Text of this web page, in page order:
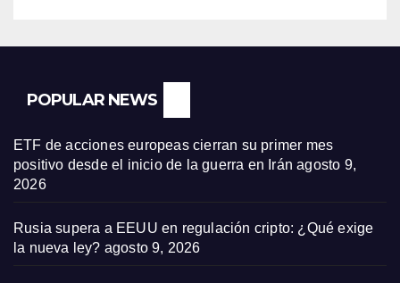
POPULAR NEWS
ETF de acciones europeas cierran su primer mes
positivo desde el inicio de la guerra en Irán agosto 9,
2026
Rusia supera a EEUU en regulación cripto: ¿Qué exige
la nueva ley? agosto 9, 2026